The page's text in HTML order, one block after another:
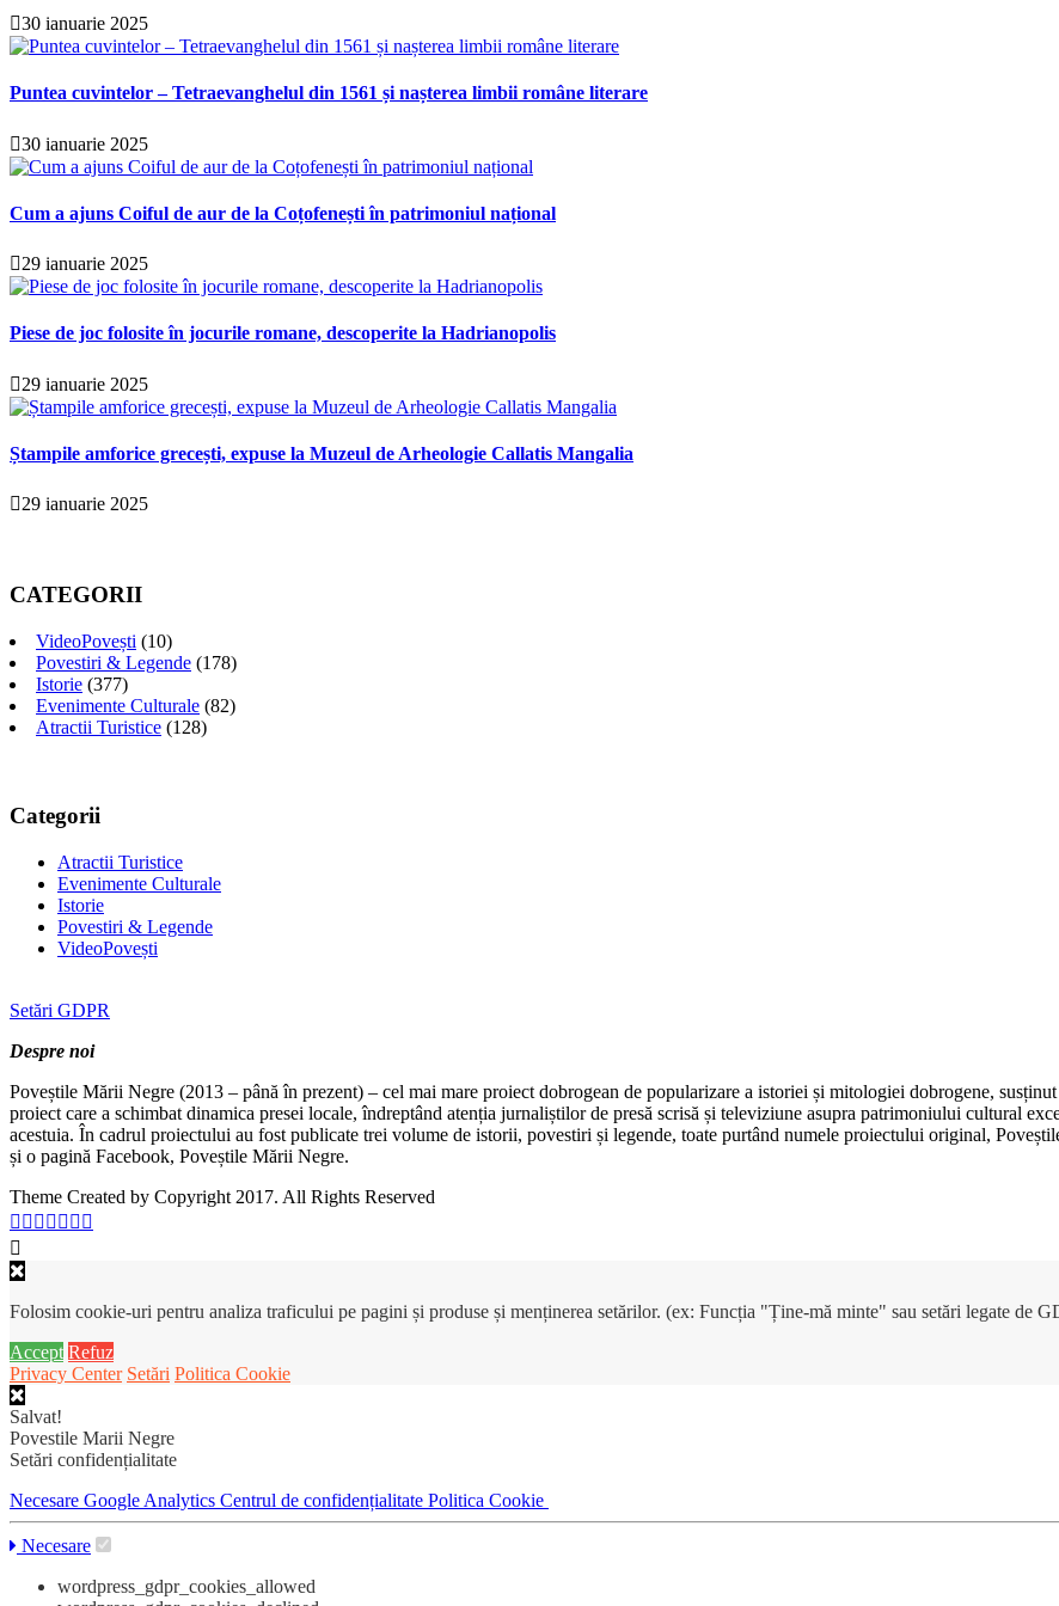
30 ianuarie 2025
Puntea cuvintelor – Tetraevanghelul din 1561 și nașterea limbii române literare
30 ianuarie 2025
Cum a ajuns Coiful de aur de la Coțofenești în patrimoniul național
29 ianuarie 2025
Piese de joc folosite în jocurile romane, descoperite la Hadrianopolis
29 ianuarie 2025
Ștampile amforice grecești, expuse la Muzeul de Arheologie Callatis Mangalia
29 ianuarie 2025
CATEGORII
VideoPovești (10)
Povestiri & Legende (178)
Istorie (377)
Evenimente Culturale (82)
Atractii Turistice (128)
Categorii
Atractii Turistice
Evenimente Culturale
Istorie
Povestiri & Legende
VideoPovești
Setări GDPR
Despre noi
Poveștile Mării Negre (2013 – până în prezent) – cel mai mare proiect dobrogean de popularizare a istoriei și mitologiei dobrogene,
proiect care a schimbat dinamica presei locale, îndreptând atenția jurnaliștilor de presă scrisă și televiziune asupra patrimoniului cultural
acestuia. În cadrul proiectului au fost publicate trei volume de istorii, povestiri și legende, toate purtând numele proiectului original,
și o pagină Facebook, Poveștile Mării Negre.
Theme Created by Copyright 2017. All Rights Reserved
Folosim cookie-uri pentru analiza traficului pe pagini și produse și menținerea setărilor. (ex: Funcția "Ține-mă minte" sau setări legate de
Accept Refuz
Privacy Center Setări Politica Cookie
Salvat!
Povestile Marii Negre
Setări confidențialitate
Necesare Google Analytics Centrul de confidențialitate Politica Cookie
Necesare
wordpress_gdpr_cookies_allowed